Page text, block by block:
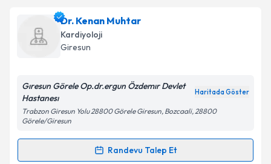
E-posta Adresiniz
Kişisel verilerimin işlenmesine ilişkin
Aydınlatma
Metni
kapsamda işlenmesini kabul ediyorum.
Takvim Talebini Gönder
Dr. Kenan Muhtar
Kardiyoloji
Giresun
Gıresun Görele Op.dr.ergun Özdemır Devlet
Hastanesı
Haritada Göster
Trabzon Giresun Yolu 28800 Görele Giresun, Bozcaali, 28800
Görele/Giresun
Randevu Talep Et
Randevu Takvimi Talebi